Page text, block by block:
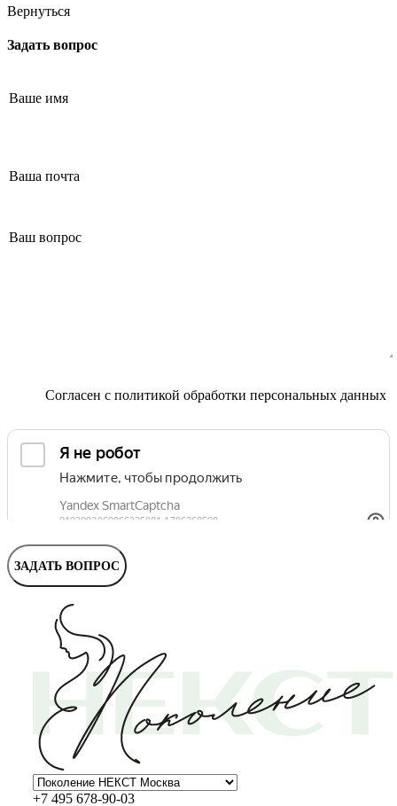
Маммолог
Полезные статьи и видео
Вернуться
Задать вопрос
Согласен с политикой обработки персональных данных
ЗАДАТЬ ВОПРОС
+7 495 678-90-03